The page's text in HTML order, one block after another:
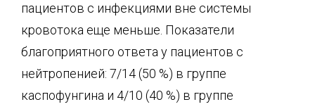
пациентов с инфекциями вне системы
кровотока еще меньше. Показатели
благоприятного ответа у пациентов с
нейтропенией: 7/14 (50 %) в группе
каспофунгина и 4/10 (40 %) в группе